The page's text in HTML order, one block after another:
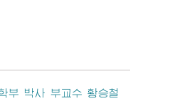
부 박사 부교수 황승철